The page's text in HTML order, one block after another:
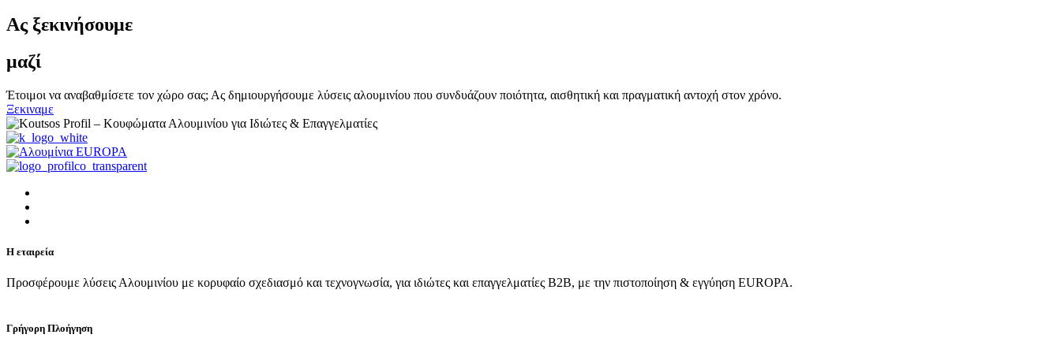
Ας ξεκινήσουμε
μαζί
Έτοιμοι να αναβαθμίσετε τον χώρο σας; Ας δημιουργήσουμε λύσεις αλουμινίου που συνδυάζουν ποιότητα, αισθητική και πραγματική αντοχή στον χρόνο.
Ξεκιναμε
Η εταιρεία
Προσφέρουμε λύσεις Αλουμινίου με κορυφαίο σχεδιασμό και τεχνογνωσία, για ιδιώτες και επαγγελματίες Β2Β, με την πιστοποίηση & εγγύηση EUROPA.
Γρήγορη Πλοήγηση